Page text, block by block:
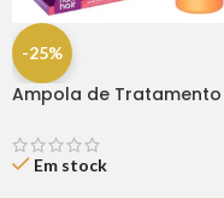
-25%
Ampola de Tratamento
Hair (1 UNIDADE)
Em stock